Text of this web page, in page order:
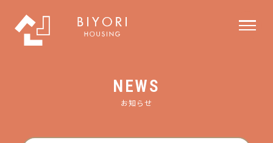
NEWS
お知らせ